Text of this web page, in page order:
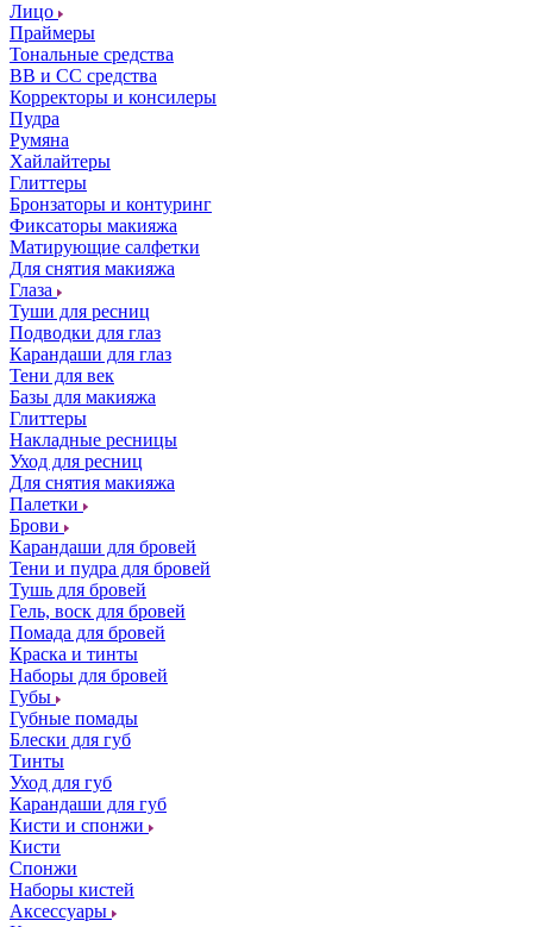
Лицо
Праймеры
Тональные средства
ВВ и СС средства
Корректоры и консилеры
Пудра
Румяна
Хайлайтеры
Глиттеры
Бронзаторы и контуринг
Фиксаторы макияжа
Матирующие салфетки
Для снятия макияжа
Глаза
Туши для ресниц
Подводки для глаз
Карандаши для глаз
Тени для век
Базы для макияжа
Глиттеры
Накладные ресницы
Уход для ресниц
Для снятия макияжа
Палетки
Брови
Карандаши для бровей
Тени и пудра для бровей
Тушь для бровей
Гель, воск для бровей
Помада для бровей
Краска и тинты
Наборы для бровей
Губы
Губные помады
Блески для губ
Тинты
Уход для губ
Карандаши для губ
Кисти и спонжи
Кисти
Спонжи
Наборы кистей
Аксессуары